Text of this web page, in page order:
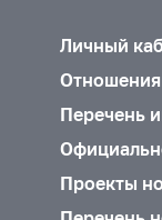
Личный
Перечень
Проекты